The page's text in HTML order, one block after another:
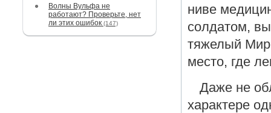
Волны Вульфа не
работают? Проверьте, нет
ли этих ошибок (147)
ниве
солдатом,
тяжелый
место, где
Даже не
характере